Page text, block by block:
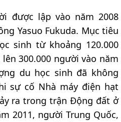
được lập vào năm 2008
Yasuo Fukuda. Mục tiêu
sinh từ khoảng 120.000
300.000 người vào năm
du học sinh đã không
sự cố Nhà máy điện hạt
ra trong trận Động đất ở
2011, người Trung Quốc,